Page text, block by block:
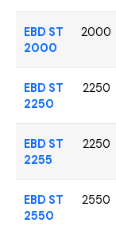
EBD ST
2000
2000
EBD ST
2250
2250
EBD ST
2255
2250
EBD ST
2550
2550